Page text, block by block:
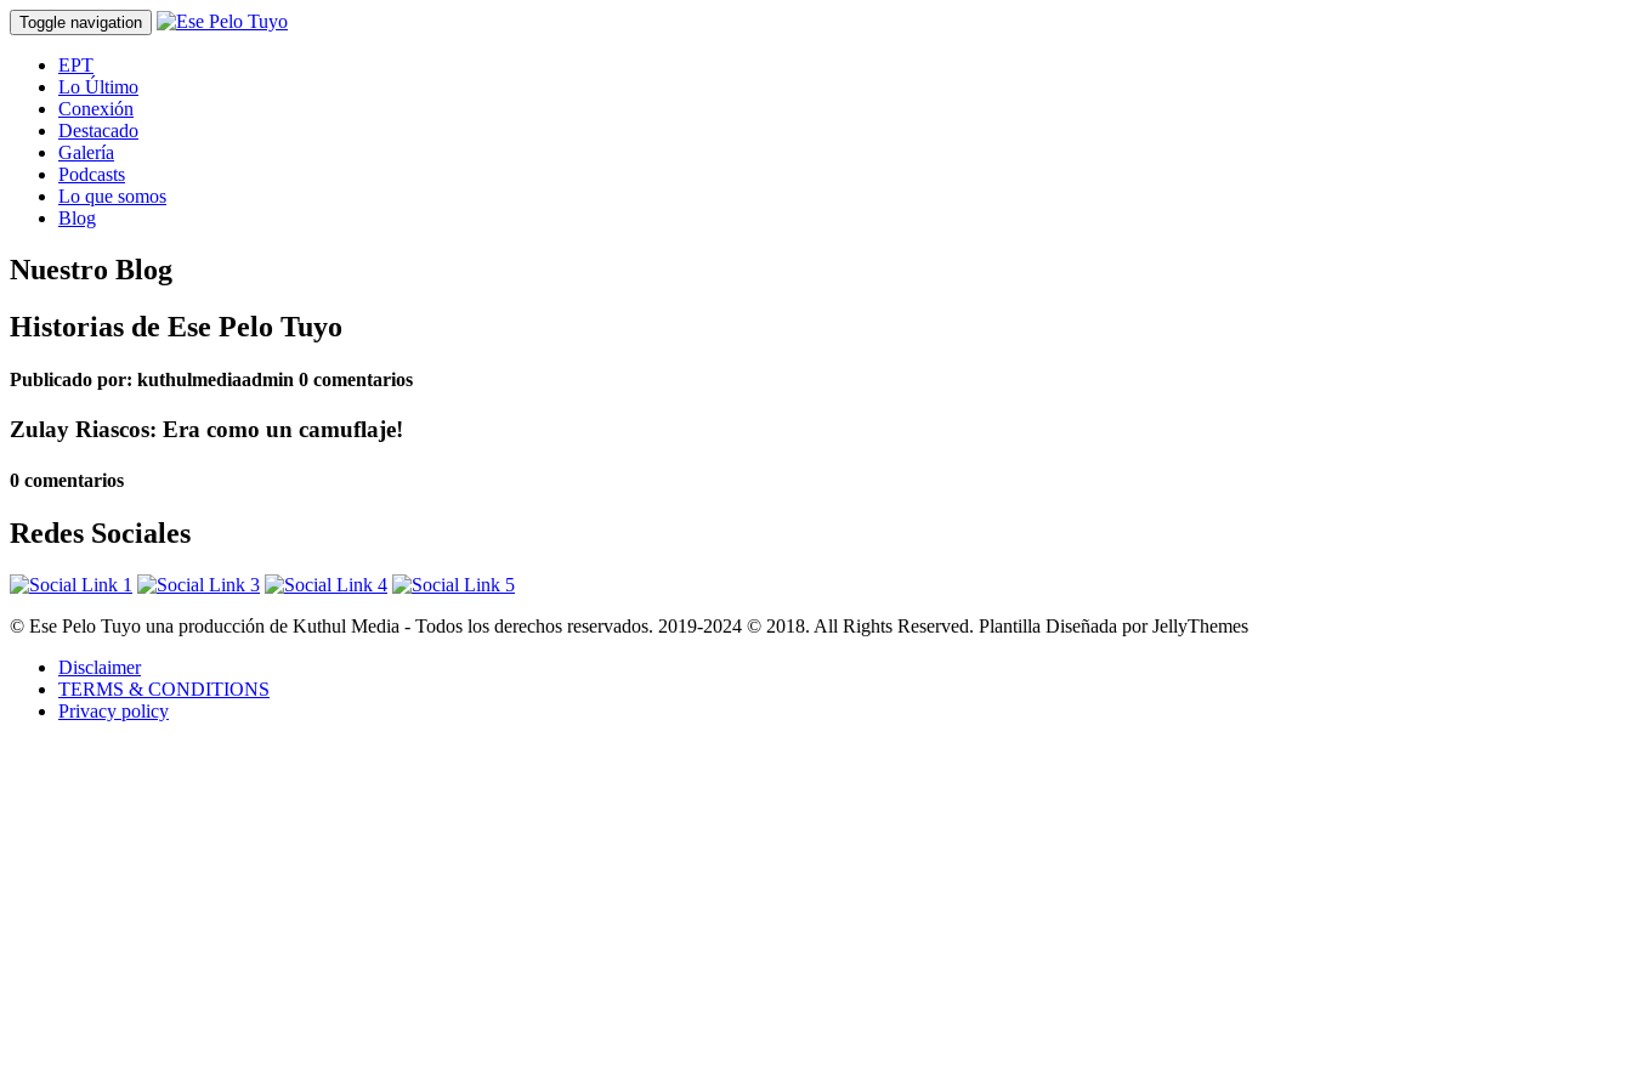
Toggle navigation
EPT
Lo Último
Conexión
Destacado
Galería
Podcasts
Lo que somos
Blog
Nuestro Blog
Historias de Ese Pelo Tuyo
Publicado por: kuthulmediaadmin 0 comentarios
Zulay Riascos: Era como un camuflaje!
0 comentarios
Redes Sociales
© Ese Pelo Tuyo una producción de Kuthul Media - Todos los derechos reservados. 2019-2024 © 2018. All Rights Reserved. Plantilla Diseñada por JellyThemes
Disclaimer
TERMS & CONDITIONS
Privacy policy